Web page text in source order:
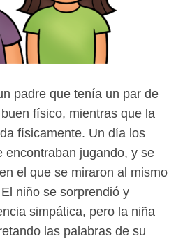
padre que tenía un par de
físico, mientras que la
físicamente. Un día los
encontraban jugando, y se
el que se miraron al mismo
niño se sorprendió y
simpática, pero la niña
las palabras de su